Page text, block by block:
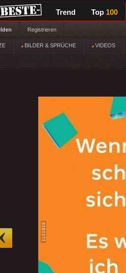
Trend Top 100
Registrieren
BILDER & SPRÜCHE VIDEOS